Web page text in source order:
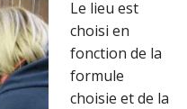
Le lieu est
choisi en
fonction de la
formule
choisie et de la